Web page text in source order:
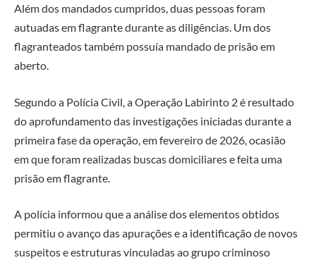
Além dos mandados cumpridos, duas pessoas foram
autuadas em flagrante durante as diligências. Um dos
flagranteados também possuía mandado de prisão em
aberto.
Segundo a Polícia Civil, a Operação Labirinto 2 é resultado
do aprofundamento das investigações iniciadas durante a
primeira fase da operação, em fevereiro de 2026, ocasião
em que foram realizadas buscas domiciliares e feita uma
prisão em flagrante.
A polícia informou que a análise dos elementos obtidos
permitiu o avanço das apurações e a identificação de novos
suspeitos e estruturas vinculadas ao grupo criminoso